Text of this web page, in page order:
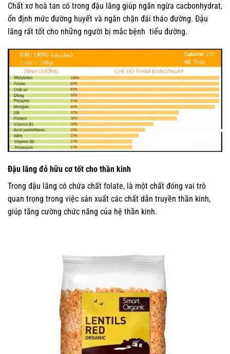
Chất xơ hoà tan có trong đậu lăng giúp ngăn ngừa cacbonhydrat,
ổn định mức đường huyết và ngăn chặn đái tháo đường. Đậu
lăng rất tốt cho những người bị mắc bệnh tiểu đường.
Đậu lăng đỏ hữu cơ tốt cho thần kinh
Trong đậu lăng có chứa chất folate, là một chất đóng vai trò
quan trọng trong việc sản xuất các chất dẫn truyền thần kinh,
giúp tăng cường chức năng của hệ thần kinh.